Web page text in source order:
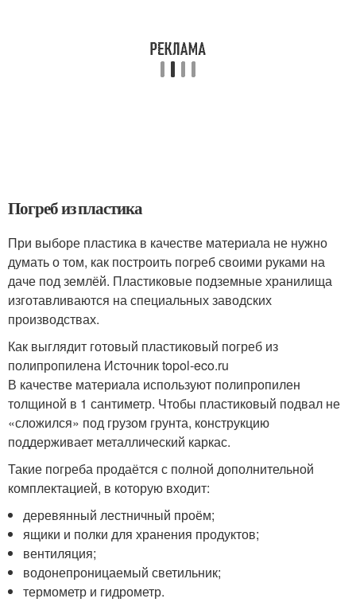
Погреб из пластика
При выборе пластика в качестве материала не нужно
думать о том, как построить погреб своими руками на
даче под землёй. Пластиковые подземные хранилища
изготавливаются на специальных заводских
производствах.
Как выглядит готовый пластиковый погреб из
полипропилена Источник topol-eco.ru
В качестве материала используют полипропилен
толщиной в 1 сантиметр. Чтобы пластиковый подвал не
«сложился» под грузом грунта, конструкцию
поддерживает металлический каркас.
Такие погреба продаётся с полной дополнительной
комплектацией, в которую входит:
деревянный лестничный проём;
ящики и полки для хранения продуктов;
вентиляция;
водонепроницаемый светильник;
термометр и гидрометр.